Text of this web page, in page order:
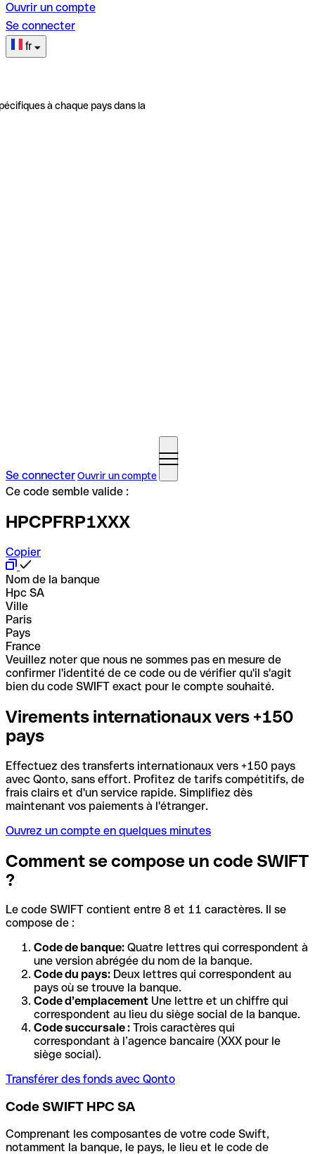
Ouvrir un compte
Se connecter
fr
à chaque pays dans la
Se connecterOuvrir un compte
Ce code semble valide :
HPCPFRP1XXX
Copier
Nom de la banque
Hpc SA
Ville
Paris
Pays
France
Veuillez noter que nous ne sommes pas en mesure de
confirmer l'identité de ce code ou de vérifier qu'il s'agit
bien du code SWIFT exact pour le compte souhaité.
Virements internationaux vers +150
pays
Effectuez des transferts internationaux vers +150 pays
avec Qonto, sans effort. Profitez de tarifs compétitifs, de
frais clairs et d'un service rapide. Simplifiez dès
maintenant vos paiements à l'étranger.
Ouvrez un compte en quelques minutes
Comment se compose un code SWIFT
?
Le code SWIFT contient entre 8 et 11 caractères. Il se
compose de :
Code de banque: Quatre lettres qui correspondent à
une version abrégée du nom de la banque.
Code du pays: Deux lettres qui correspondent au
pays où se trouve la banque.
Code d’emplacement Une lettre et un chiffre qui
correspondent au lieu du siège social de la banque.
Code succursale : Trois caractères qui
correspondant à l’agence bancaire (XXX pour le
siège social).
Transférer des fonds avec Qonto
Code SWIFT HPC SA
Comprenant les composantes de votre code Swift,
notamment la banque, le pays, le lieu et le code de